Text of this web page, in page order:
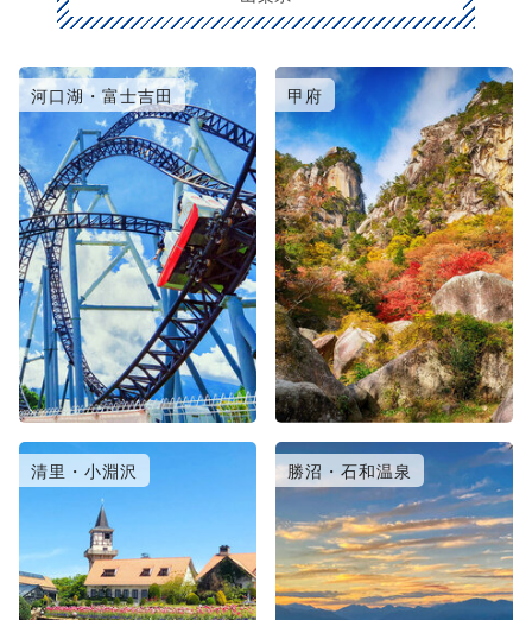
河口湖・富士吉田 甲府
清里・小淵沢 勝沼・石和温泉